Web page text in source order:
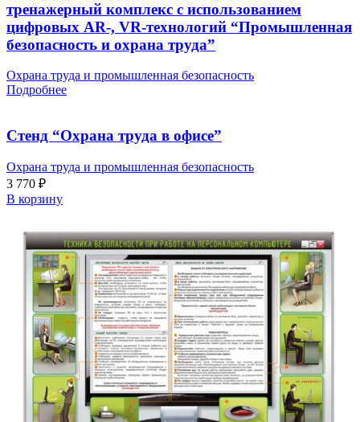
тренажерный комплекс с использованием
цифровых AR-, VR-технологий “Промышленная
безопасность и охрана труда”
Охрана труда и промышленная безопасность
Подробнее
Стенд “Охрана труда в офисе”
Охрана труда и промышленная безопасность
3 770 ₽
В корзину